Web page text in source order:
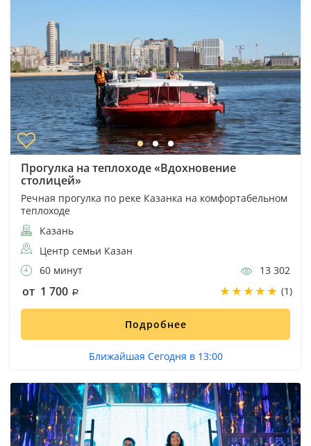
Прогулка на теплоходе «Вдохновение
столицей»
Речная прогулка по реке Казанка на комфортабельном
теплоходе
Казань
Центр семьи Казан
60 минут
13 302
от 1 700 (1)
Подробнее
Ближайшая Сегодня в 13:00